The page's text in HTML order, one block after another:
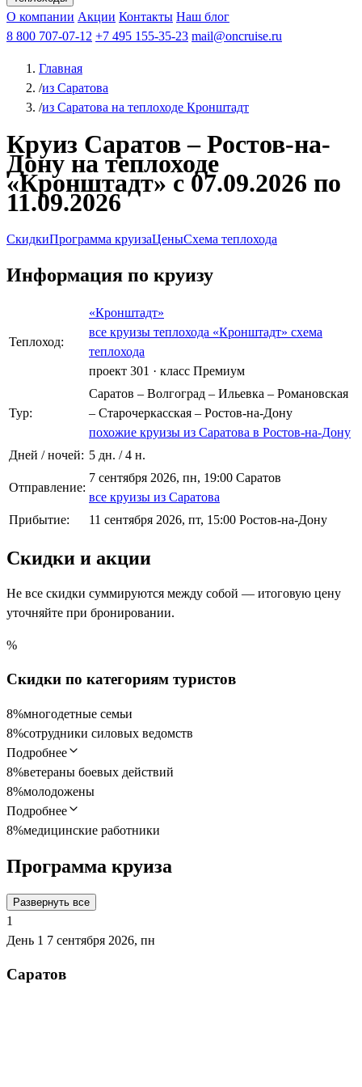
Чебоксарыиз Волгоградаиз Саратова Все города
КазаньВ Нижний НовгородВ ПермьВ Ростов-на-Дону
РыбинскНа СоловкиНа ВалаамПо ОкеПо Енисею
Афанасий Никитин Октябрьская революция
ФединАлександр СвешниковИван
МироновА.С.Попов
О компании Акции Контакты Наш блог
8 800 707-07-12 +7 495 155-35-23 mail@oncruise.ru
Главная
/из Саратова
/из Саратова на теплоходе Кронштадт
Круиз Саратов – Ростов-на-
Дону на теплоходе
«Кронштадт» с 07.09.2026 по
11.09.2026
СкидкиПрограмма круизаЦеныСхема теплохода
Информация по круизу
Теплоход:
«Кронштадт»
все круизы теплохода «Кронштадт» схема
теплохода
проект 301 · класс Премиум
Тур:
Саратов – Волгоград – Ильевка – Романовская
– Старочеркасская – Ростов-на-Дону
похожие круизы из Саратова в Ростов-на-Дону
Дней / ночей: 5 дн. / 4 н.
Отправление:
7 сентября 2026, пн, 19:00 Саратов
все круизы из Саратова
Прибытие:
11 сентября 2026, пт, 15:00 Ростов-на-Дону
Скидки и акции
Не все скидки суммируются между собой — итоговую цену
уточняйте при бронировании.
%
Скидки по категориям туристов
8%многодетные семьи
8%сотрудники силовых ведомств
Подробнее
8%ветераны боевых действий
8%молодожены
Подробнее
8%медицинские работники
Программа круиза
Развернуть все
1
День 1 7 сентября 2026, пн
Саратов